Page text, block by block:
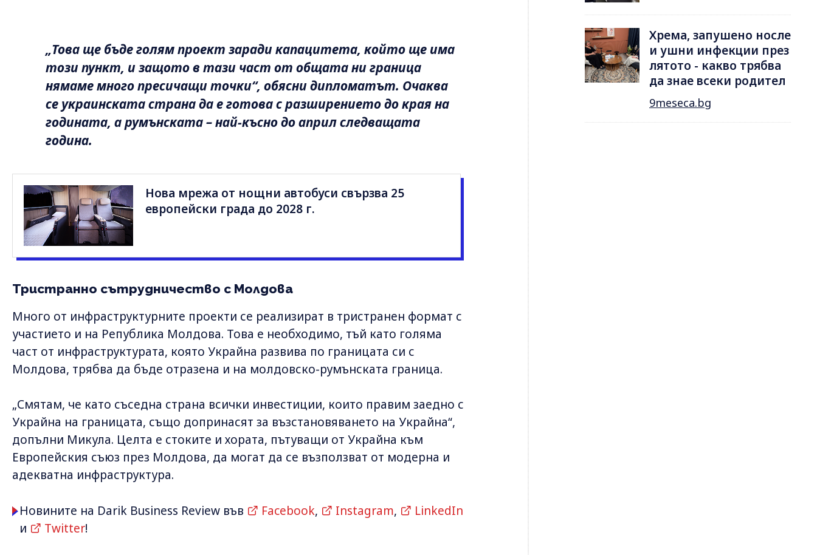
„Това ще бъде голям проект заради капацитета, който ще има
този пункт, и защото в тази част от общата ни граница
нямаме много пресичащи точки“, обясни дипломатът. Очаква
се украинската страна да е готова с разширението до края на
годината, а румънската – най-късно до април следващата
година.
Нова мрежа от нощни автобуси свързва 25
европейски града до 2028 г.
Тристранно сътрудничество с Молдова
Много от инфраструктурните проекти се реализират в тристранен формат с
участието и на Република Молдова. Това е необходимо, тъй като голяма
част от инфраструктурата, която Украйна развива по границата си с
Молдова, трябва да бъде отразена и на молдовско-румънската граница.
„Смятам, че като съседна страна всички инвестиции, които правим заедно с
Украйна на границата, също допринасят за възстановяването на Украйна“,
допълни Микула. Целта е стоките и хората, пътуващи от Украйна към
Европейския съюз през Молдова, да могат да се възползват от модерна и
адекватна инфраструктура.
Новините на Darik Business Review във Facebook, Instagram,
LinkedIn
и
Twitter!
Хрема, запушено носле
и ушни инфекции през
лятотo - какво трябва
да знае всеки родител
9meseca.bg